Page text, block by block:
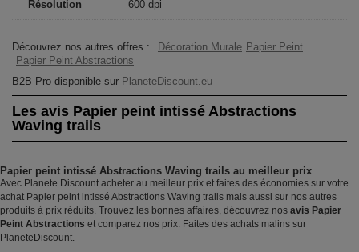
Résolution 600 dpi
Découvrez nos autres offres : Décoration Murale Papier Peint
Papier Peint Abstractions
B2B Pro disponible sur PlaneteDiscount.eu
Les avis Papier peint intissé Abstractions
Waving trails
Papier peint intissé Abstractions Waving trails au meilleur prix
Avec Planete Discount acheter au meilleur prix et faites des économies sur votre
achat Papier peint intissé Abstractions Waving trails mais aussi sur nos autres
produits à prix réduits. Trouvez les bonnes affaires, découvrez nos avis Papier
Peint Abstractions et comparez nos prix. Faites des achats malins sur
PlaneteDiscount.